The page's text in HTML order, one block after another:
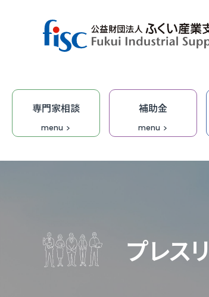
専門家相談
menu
補助金
menu
IT・DX プレス